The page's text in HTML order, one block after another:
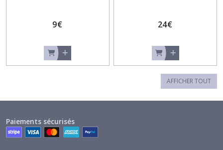
9€ 24€
AFFICHER TOUT
Paiements sécurisés